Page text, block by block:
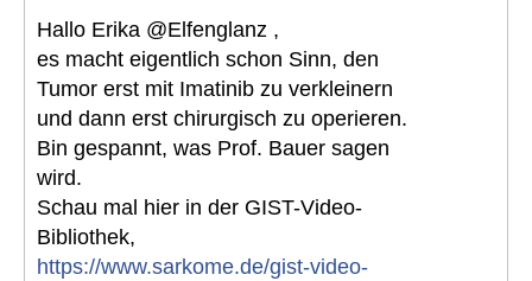
Hallo Erika @Elfenglanz ,
es macht eigentlich schon Sinn, den
Tumor erst mit Imatinib zu verkleinern
und dann erst chirurgisch zu operieren.
Bin gespannt, was Prof. Bauer sagen
wird.
Schau mal hier in der GIST-Video-
Bibliothek,
https://www.sarkome.de/gist-video-